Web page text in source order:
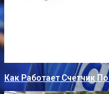
Как Работает Счетчик